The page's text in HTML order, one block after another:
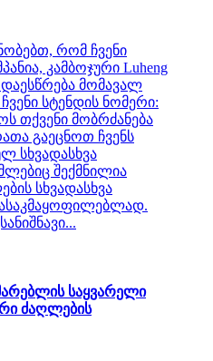
რომ ჩვენი
კამბოჯური Luheng
დაესწრება მომავალ
ჩვენი სტენდის ნომერი:
თქვენი მობრძანება
გაეცნოთ ჩვენს
სხვადასხვა
შექმნილია
სხვადასხვა
საყვარელი
ძაღლების